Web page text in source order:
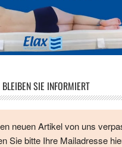
BLEIBEN SIE INFORMIERT
neuen Artikel von uns
Sie bitte Ihre Mailadresse